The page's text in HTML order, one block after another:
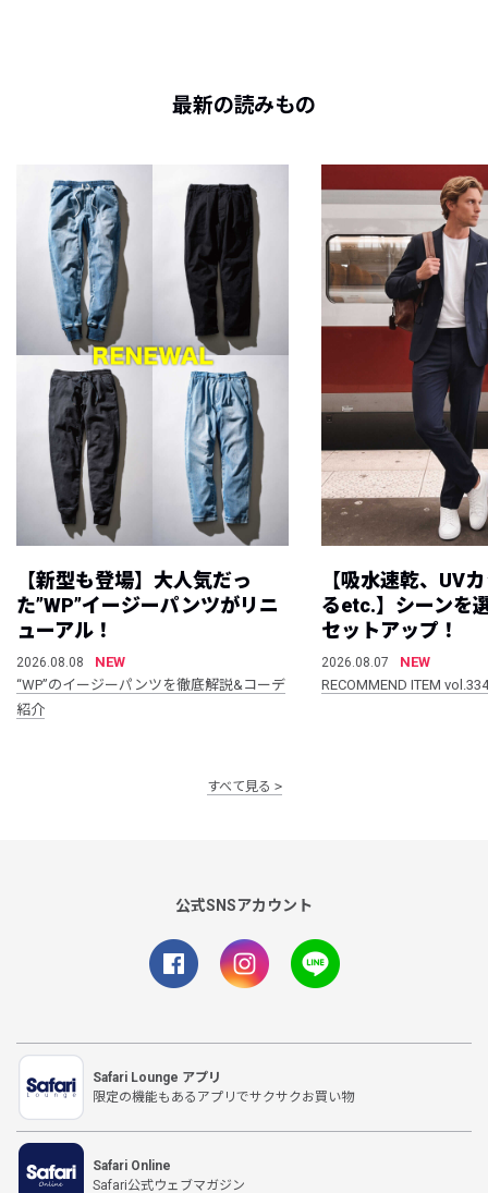
最新の読みもの
【新型も登場】大人気だっ
た”WP”イージーパンツがリニ
ューアル！
2026.08.08
NEW
“WP”のイージーパンツを徹底解説&コーデ
紹介
【吸水速乾、UV
るetc.】シーンを
セットアップ！
2026.08.07
NEW
RECOMMEND ITEM vol.334
すべて見る
公式SNSアカウント
Safari Lounge アプリ
限定の機能もあるアプリでサクサクお買い物
Safari Online
Safari公式ウェブマガジン